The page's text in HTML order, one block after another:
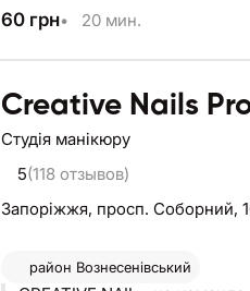
60 грн• 20 мин.
Creative Nails
Студія манікюру
5(118 отзывов)
Запоріжжя, просп. Соборний,
район Вознесенівський